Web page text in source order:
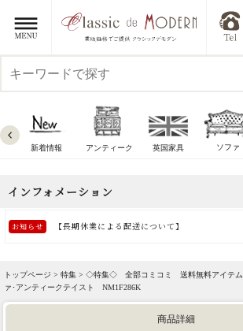
新着情報 アンティーク 英国家具 ソファ
トップページ > 特集 > ◇特集◇ 全部コミコミ 送料無料アイテム
ァ･アンティークテイスト NM1F286K
商品詳細